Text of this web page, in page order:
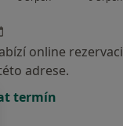
online rezervaci
adrese.
termín